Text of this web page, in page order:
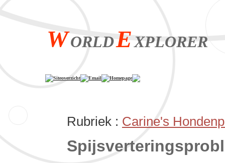
WORLDEXPLORER
Siteoverzicht Email Homepage
Rubriek : Carine's